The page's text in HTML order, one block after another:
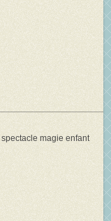
spectacle magie enfant